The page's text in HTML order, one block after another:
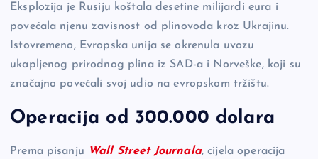
Eksplozija je Rusiju koštala desetine milijardi eura i
povećala njenu zavisnost od plinovoda kroz Ukrajinu.
Istovremeno, Evropska unija se okrenula uvozu
ukapljenog prirodnog plina iz SAD-a i Norveške, koji su
značajno povećali svoj udio na evropskom tržištu.
Operacija od 300.000 dolara
Prema pisanju Wall Street Journala, cijela operacija